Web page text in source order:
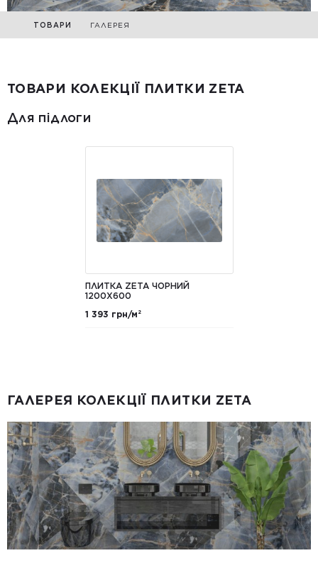
ТОВАРИ ГАЛЕРЕЯ
ТОВАРИ КОЛЕКЦІЇ ПЛИТКИ ZETA
Для підлоги
ПЛИТКА ZETA ЧОРНИЙ
1200X600
1 393 грн/м²
ГАЛЕРЕЯ КОЛЕКЦІЇ ПЛИТКИ ZETA